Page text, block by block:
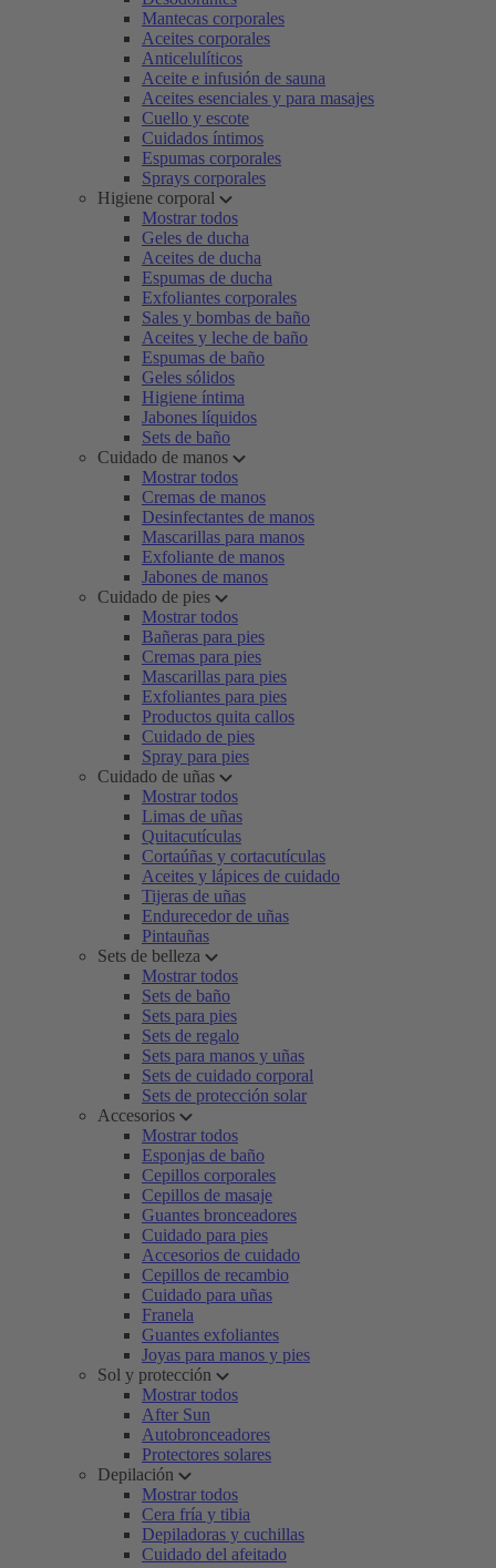
Mantecas corporales
Aceites corporales
Anticelulíticos
Aceite e infusión de sauna
Aceites esenciales y para masajes
Cuello y escote
Cuidados íntimos
Espumas corporales
Sprays corporales
Higiene corporal
Mostrar todos
Geles de ducha
Aceites de ducha
Espumas de ducha
Exfoliantes corporales
Sales y bombas de baño
Aceites y leche de baño
Espumas de baño
Geles sólidos
Higiene íntima
Jabones líquidos
Sets de baño
Cuidado de manos
Mostrar todos
Cremas de manos
Desinfectantes de manos
Mascarillas para manos
Exfoliante de manos
Jabones de manos
Cuidado de pies
Mostrar todos
Bañeras para pies
Cremas para pies
Mascarillas para pies
Exfoliantes para pies
Productos quita callos
Cuidado de pies
Spray para pies
Cuidado de uñas
Mostrar todos
Limas de uñas
Quitacutículas
Cortaúñas y cortacutículas
Aceites y lápices de cuidado
Tijeras de uñas
Endurecedor de uñas
Pintauñas
Sets de belleza
Mostrar todos
Sets de baño
Sets para pies
Sets de regalo
Sets para manos y uñas
Sets de cuidado corporal
Sets de protección solar
Accesorios
Mostrar todos
Esponjas de baño
Cepillos corporales
Cepillos de masaje
Guantes bronceadores
Cuidado para pies
Accesorios de cuidado
Cepillos de recambio
Cuidado para uñas
Franela
Guantes exfoliantes
Joyas para manos y pies
Sol y protección
Mostrar todos
After Sun
Autobronceadores
Protectores solares
Depilación
Mostrar todos
Cera fría y tibia
Depiladoras y cuchillas
Cuidado del afeitado